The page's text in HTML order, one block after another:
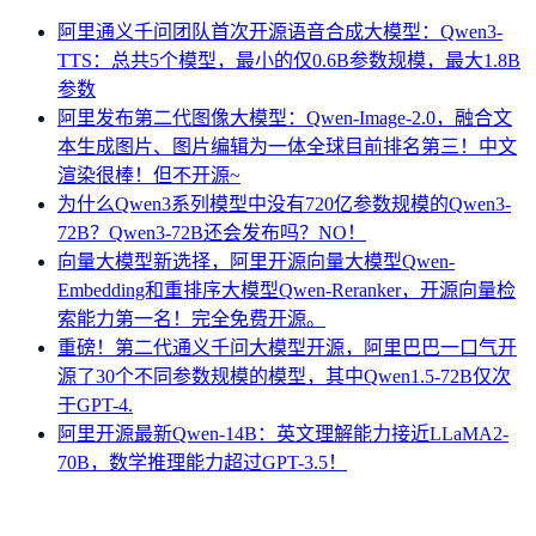
阿里通义千问团队首次开源语音合成大模型：Qwen3-
TTS：总共5个模型，最小的仅0.6B参数规模，最大1.8B
参数
阿里发布第二代图像大模型：Qwen-Image-2.0，融合文
本生成图片、图片编辑为一体全球目前排名第三！中文
渲染很棒！但不开源~
为什么Qwen3系列模型中没有720亿参数规模的Qwen3-
72B？Qwen3-72B还会发布吗？NO！
向量大模型新选择，阿里开源向量大模型Qwen-
Embedding和重排序大模型Qwen-Reranker，开源向量检
索能力第一名！完全免费开源。
重磅！第二代通义千问大模型开源，阿里巴巴一口气开
源了30个不同参数规模的模型，其中Qwen1.5-72B仅次
于GPT-4.
阿里开源最新Qwen-14B：英文理解能力接近LLaMA2-
70B，数学推理能力超过GPT-3.5！